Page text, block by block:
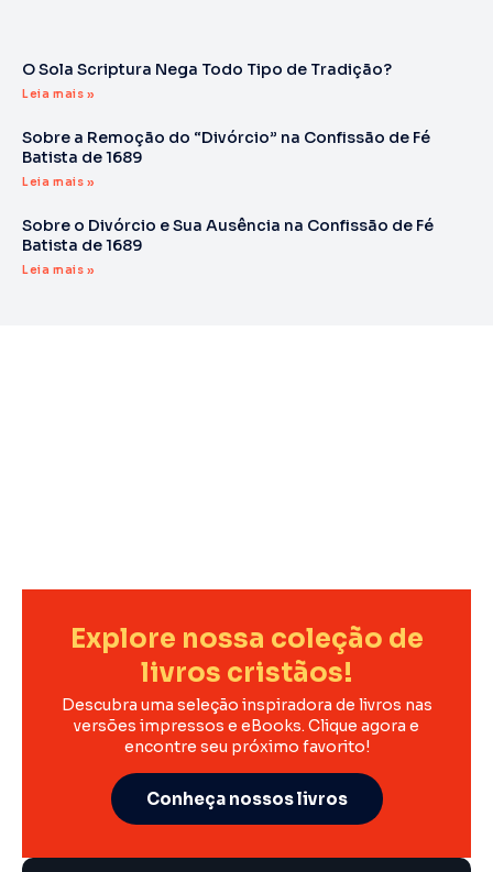
O Sola Scriptura Nega Todo Tipo de Tradição?
Leia mais »
Sobre a Remoção do “Divórcio” na Confissão de Fé
Batista de 1689
Leia mais »
Sobre o Divórcio e Sua Ausência na Confissão de Fé
Batista de 1689
Leia mais »
Explore nossa coleção de
livros cristãos!
Descubra uma seleção inspiradora de livros nas
versões impressos e eBooks. Clique agora e
encontre seu próximo favorito!
Conheça nossos livros